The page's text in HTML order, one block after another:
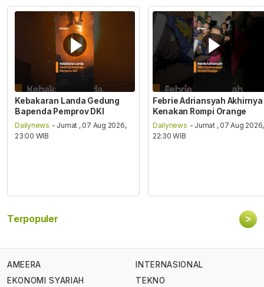
Kebakaran Landa Gedung
Bapenda Pemprov DKI
Dailynews - Jumat , 07 Aug 2026,
23:00 WIB
Febrie Adriansyah Akhirnya
Kenakan Rompi Orange
Dailynews - Jumat , 07 Aug 2026,
22:30 WIB
Terpopuler >
AMEERA
EKONOMI SYARIAH
INTERNASIONAL
TEKNO